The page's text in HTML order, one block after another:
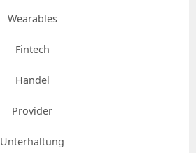
Wearables
Fintech
Handel
Provider
Unterhaltung